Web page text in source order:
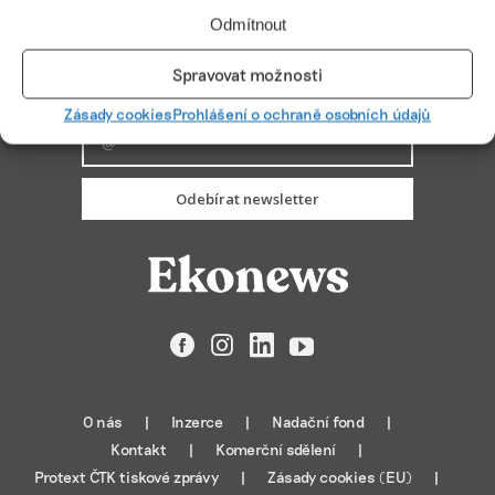
Odmítnout
Spravovat možnosti
Zásady cookiesProhlášení o ochraně osobních údajů
PŘIHLÁSIT ODBĚR
Odebírat newsletter
FacebookInstagramLinkedIn
YouTube
O nás Inzerce
Nadační fond
Kontakt
Komerční sdělení
Protext ČTK tiskové zprávy
Zásady cookies (EU)